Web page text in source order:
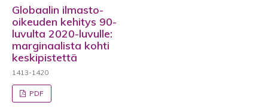
Globaalin ilmasto-
oikeuden kehitys 90-
luvulta 2020-luvulle:
marginaalista kohti
keskipistettä
1413-1420
PDF